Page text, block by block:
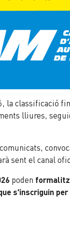
la classificació
lliures,
sent el canal
poden
s'inscriguin per